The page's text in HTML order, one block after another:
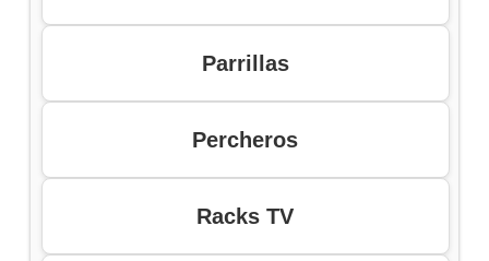
Parrillas
Percheros
Racks TV